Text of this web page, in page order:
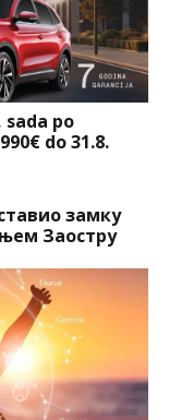
po
do 31.8.
замку
Заостру